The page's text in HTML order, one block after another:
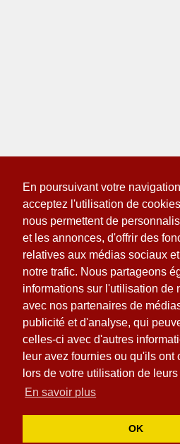
En poursuivant votre
acceptez l'utilisation de
nous permettent de
et les annonces, d'offrir des
relatives aux médias sociaux
notre trafic. Nous partageons
informations sur l'utilisation de
avec nos partenaires de
publicité et d'analyse, qui
celles-ci avec d'autres
leur avez fournies ou qu'ils ont
lors de votre utilisation de
En savoir plus
OK